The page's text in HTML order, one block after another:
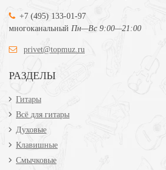
+7 (495) 133-01-97
многоканальный Пн—Вс 9:00—21:00
privet@topmuz.ru
РАЗДЕЛЫ
Гитары
Всё для гитары
Духовые
Клавишные
Смычковые